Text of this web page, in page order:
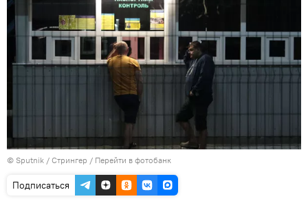
© Sputnik / Стрингер / Перейти в фотобанк
Подписаться